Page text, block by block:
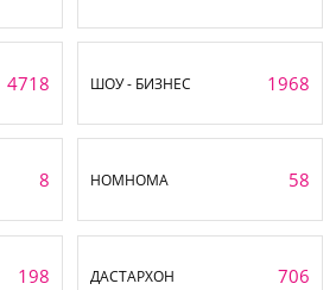
4718 ШОУ - БИЗНЕС 1968
8 НОМНОМА 58
198 ДАСТАРХОН 706